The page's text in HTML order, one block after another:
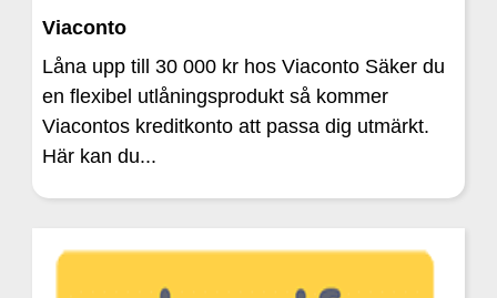
Viaconto
Låna upp till 30 000 kr hos Viaconto Säker du
en flexibel utlåningsprodukt så kommer
Viacontos kreditkonto att passa dig utmärkt.
Här kan du...